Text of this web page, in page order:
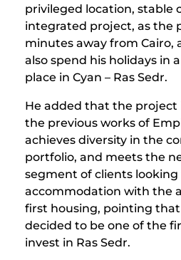
privileged location, stable
integrated project, as the
minutes away from Cairo,
also spend his holidays in
place in Cyan – Ras Sedr.
He added that the project
the previous works of
achieves diversity in the
portfolio, and meets the
segment of clients
accommodation with the
first housing, pointing
decided to be one of the
invest in Ras Sedr.